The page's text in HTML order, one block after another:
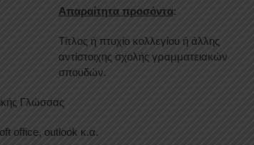
Απαραίτητα προσόντα:
Τίτλος ή πτυχίο κολλεγίου ή άλλης
αντίστοιχης σχολής γραμματειακών
σπουδών.
Γλώσσας
office, outlook κ.α.